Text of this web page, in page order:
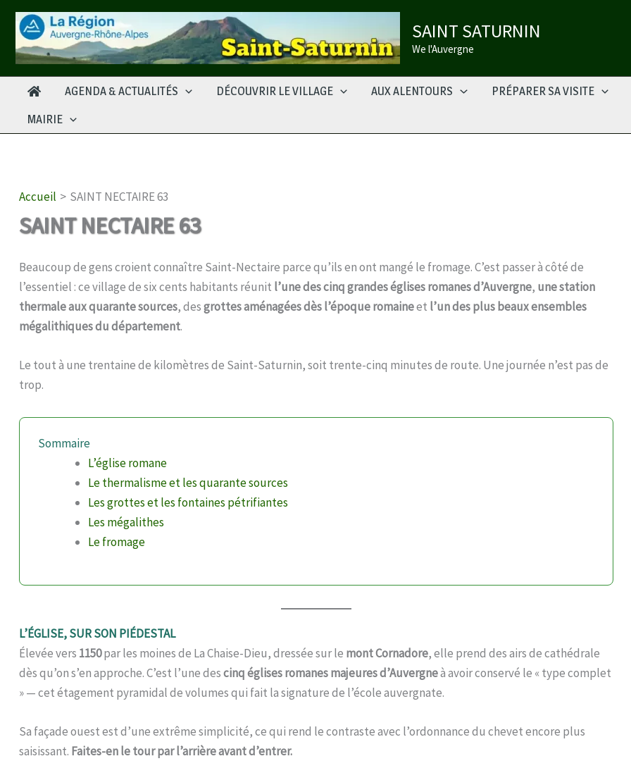
Aller
contenu
SAINT SATURNIN
We l'Auvergne
AGENDA & ACTUALITÉS DÉCOUVRIR LE VILLAGE AUX ALENTOURS PRÉPARER SA VISITE
MAIRIE
Accueil SAINT NECTAIRE 63
SAINT NECTAIRE 63
Beaucoup de gens croient connaître Saint-Nectaire parce qu’ils en ont mangé le fromage. C’est passer à côté de
l’essentiel : ce village de six cents habitants réunit l’une des cinq grandes églises romanes d’Auvergne, une station
thermale aux quarante sources, desgrottes aménagées dès l’époque romaineet l’un des plus beaux ensembles
mégalithiques du département.
Le tout à une trentaine de kilomètres de Saint-Saturnin, soit trente-cinq minutes de route. Une journée n’est pas de
trop.
Sommaire
L’église romane
Le thermalisme et les quarante sources
Les grottes et les fontaines pétrifiantes
Les mégalithes
Le fromage
L’ÉGLISE, SUR SON PIÉDESTAL
Élevée vers 1150par les moines de La Chaise-Dieu, dressée sur le mont Cornadore, elle prend des airs de cathédrale
dès qu’on s’en approche. C’est l’une descinq églises romanes majeures d’Auvergneà avoir conservé le « type complet
» — cet étagement pyramidal de volumes qui fait la signature de l’école auvergnate.
Sa façade ouest est d’une extrême simplicité, ce qui rend le contraste avec l’ordonnance du chevet encore plus
saisissant. Faites-en le tour par l’arrière avant d’entrer.